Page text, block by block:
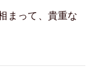
まって、貴重な